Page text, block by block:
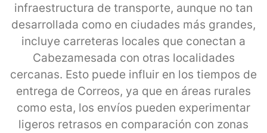
infraestructura de transporte, aunque no tan
desarrollada como en ciudades más grandes,
incluye carreteras locales que conectan a
Cabezamesada con otras localidades
cercanas. Esto puede influir en los tiempos de
entrega de Correos, ya que en áreas rurales
como esta, los envíos pueden experimentar
ligeros retrasos en comparación con zonas